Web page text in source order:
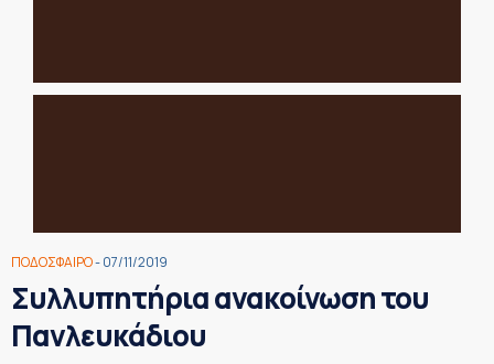
ΠΟΔΟΣΦΑΙΡΟ- 07/11/2019
Συλλυπητήρια ανακοίνωση του
Πανλευκάδιου